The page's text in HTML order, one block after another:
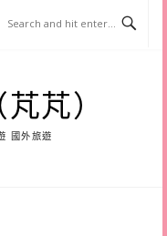
芃）
國外旅遊